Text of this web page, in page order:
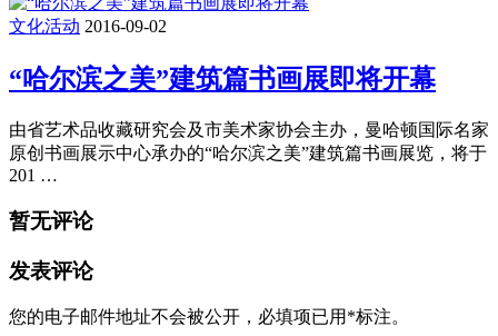
文化活动 2016-09-02
“哈尔滨之美”建筑篇书画展即将开幕
由省艺术品收藏研究会及市美术家协会主办，曼哈顿国际名家
原创书画展示中心承办的“哈尔滨之美”建筑篇书画展览，将于
201 …
暂无评论
发表评论
您的电子邮件地址不会被公开， 必填项已用 *标注。